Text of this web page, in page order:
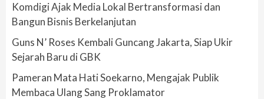
Komdigi Ajak Media Lokal Bertransformasi dan
Bangun Bisnis Berkelanjutan
Guns N’ Roses Kembali Guncang Jakarta, Siap Ukir
Sejarah Baru di GBK
Pameran Mata Hati Soekarno, Mengajak Publik
Membaca Ulang Sang Proklamator